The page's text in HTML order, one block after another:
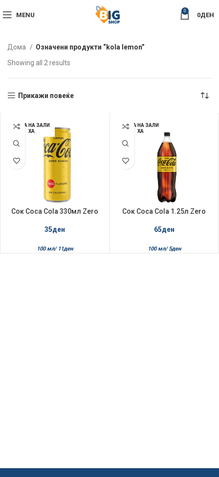
MENU
0
0ДЕН
Дома
Означени продукти “kola lemon”
Showing all 2 results
Прикажи повеќе
НЕМА НА ЗАЛИ
ХА
Сок Coca Cola 330мл Zero
35ден
100 мл/ 11ден
НЕМА НА ЗАЛИ
ХА
Сок Coca Cola 1.25л Zero
65ден
100 мл/ 5ден